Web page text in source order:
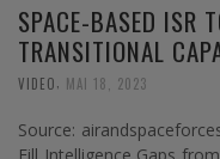
SPACE-BASED ISR
TRANSITIONAL
VIDEO MAI 18, 2023
Source:
Fill Intelligence Gaps